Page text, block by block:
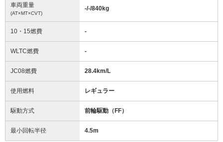
車両重量
(AT×MT×CVT)
-/-/840kg
10・15燃費 -
WLTC燃費 -
JC08燃費 28.4km/L
使用燃料 レギュラー
駆動方式 前輪駆動（FF）
最小回転半径 4.5m